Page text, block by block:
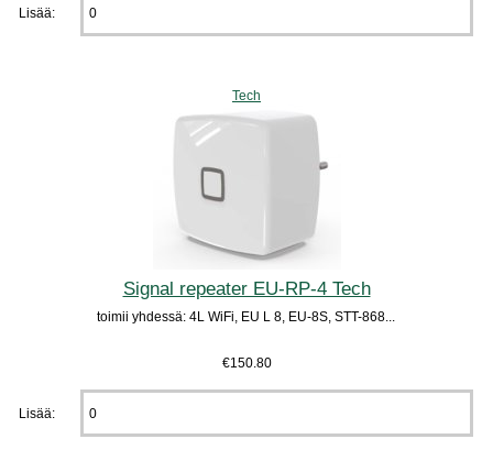
Lisää:
Tech
Signal repeater EU-RP-4 Tech
toimii yhdessä: 4L WiFi, EU L 8, EU-8S, STT-868...
€150.80
Lisää: